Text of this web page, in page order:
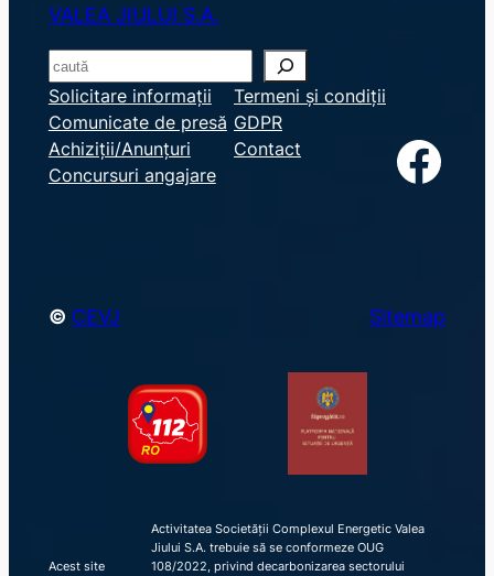
VALEA JIULUI S.A.
S
e
a
r
c
Solicitare informații
Comunicate de presă
Achiziții/Anunțuri
Concursuri angajare
Termeni și condiții
GDPR
Contact
Facebook
© CEVJ Sitemap
Acest site
Activitatea Societății Complexul Energetic Valea
Jiului S.A. trebuie să se conformeze OUG
108/2022, privind decarbonizarea sectorului